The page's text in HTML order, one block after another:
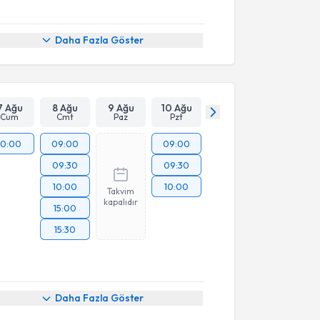
Daha Fazla Göster
Ağu
Cum
8 Ağu
Cmt
9 Ağu
Paz
10 Ağu
Pzt
09:00
09:30
10:00
15:00
15:30
Takvim
kapalıdır
09:00
09:30
10:00
Daha Fazla Göster